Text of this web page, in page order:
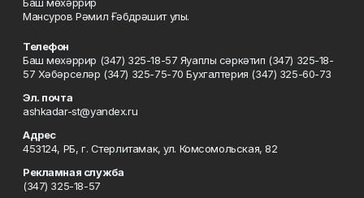
Мансуров Рәмил Ғәбдрәшит улы.
Телефон
Баш мөхәррир (347) 325-18-57 Яуаплы сәркәтип (347) 325-18-
57 Хәбәрселәр (347) 325-75-70 Бухгалтерия (347) 325-60-73
Эл. почта
ashkadar-st@yandex.ru
Адрес
453124, РБ, г. Стерлитамак, ул. Комсомольская, 82
Рекламная служба
(347) 325-18-57